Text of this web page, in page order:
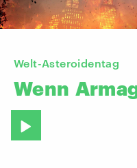
Welt-Asteroidentag
Wenn